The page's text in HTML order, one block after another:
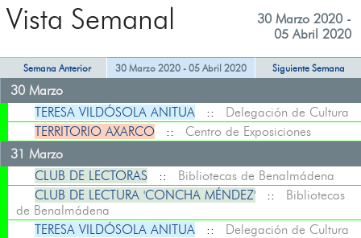
Vista Semanal
30 Marzo 2020 -
05 Abril 2020
Semana Anterior 30 Marzo 2020 - 05 Abril 2020 Siguiente Semana
30 Marzo
TERESA VILDÓSOLA ANITUA :: Delegación de Cultura
TERRITORIO AXARCO :: Centro de Exposiciones
31 Marzo
CLUB DE LECTORAS :: Bibliotecas de Benalmádena
CLUB DE LECTURA 'CONCHA MÉNDEZ' :: Bibliotecas
de Benalmádena
TERESA VILDÓSOLA ANITUA :: Delegación de Cultura